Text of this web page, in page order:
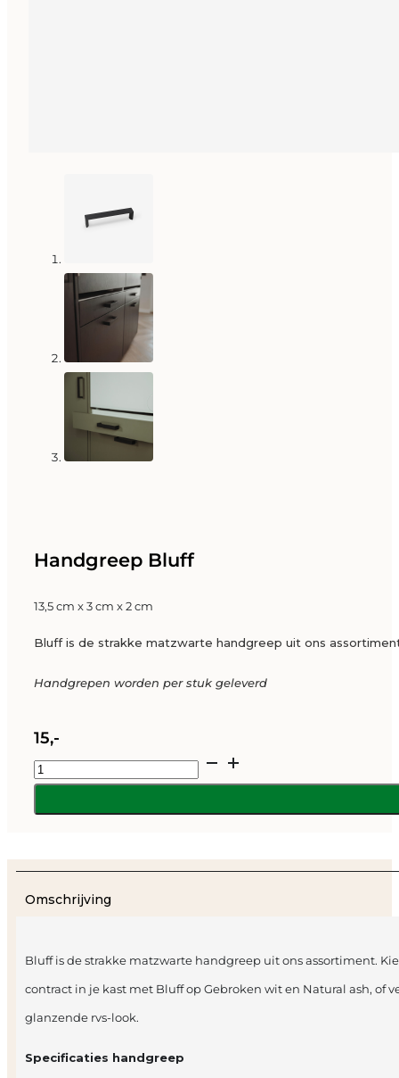
Handgreep Bluff
13,5 cm x 3 cm x 2 cm
Bluff is de strakke matzwarte handgreep uit ons
Handgrepen worden per stuk geleverd
15,-
Handgreep
Omschrijving
Bluff is de strakke matzwarte handgreep uit ons assortiment.
contract in je kast met Bluff op Gebroken wit en Natural ash,
glanzende rvs-look.
Specificaties handgreep